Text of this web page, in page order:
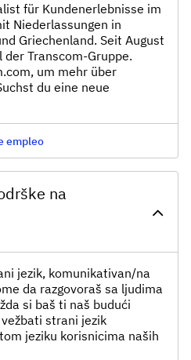
für Kundenerlebnisse im
Niederlassungen in
Griechenland. Seit August
Transcom-Gruppe.
um mehr über
du eine neue
empleo
na
jezik, komunikativan/na
da razgovoraš sa ljudima
si baš ti naš budući
strani jezik
jeziku korisnicima naših